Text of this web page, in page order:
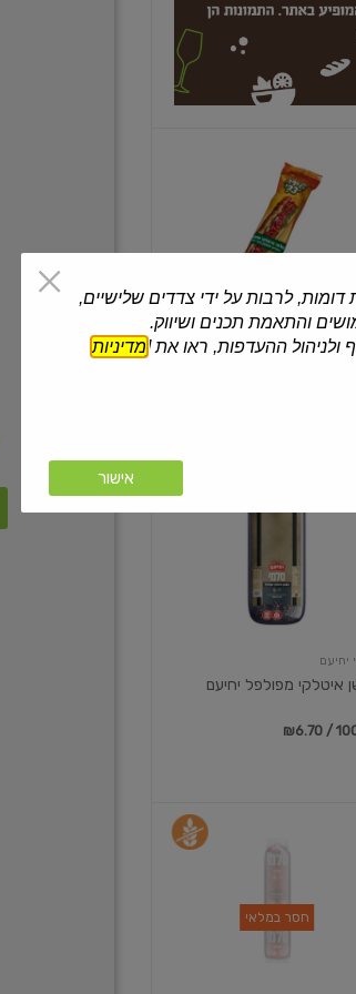
צבי
סלמי איטלקי מעושן
יחיעם
איטלקי מפולפל יחיעם
חסר במלאי
דומות, לרבות על ידי צדדים שלישיים,
והתאמת תכנים ושיווק.
ההעדפות, ראו את [ מדיניות
אישור